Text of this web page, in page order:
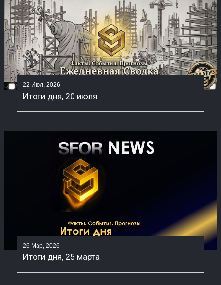
22 Июл, 2026
Итоги дня, 20 июля
26 Мар, 2026
Итоги дня, 25 марта